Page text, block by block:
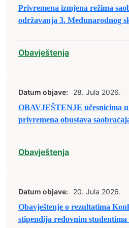
Privremena izmjena režima
održavanja 3. Međunarodnog
Obavještenja
Datum objave:
28. Jula 2026.
OBAVJEŠTENJE učesnicima
privremena obustava
Obavještenja
Datum objave:
20. Jula 2026.
Obavještenje o rezultatima
stipendija redovnim studentima